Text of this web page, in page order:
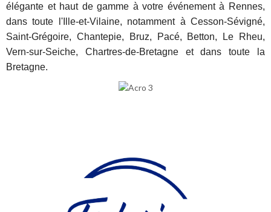
élégante et haut de gamme à votre événement à Rennes,
dans toute l'Ille-et-Vilaine, notamment à Cesson-Sévigné,
Saint-Grégoire, Chantepie, Bruz, Pacé, Betton, Le Rheu,
Vern-sur-Seiche, Chartres-de-Bretagne et dans toute la
Bretagne.